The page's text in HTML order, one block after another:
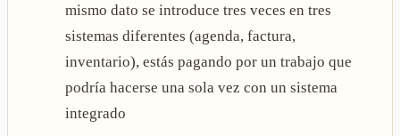
mismo dato se introduce tres veces en tres
sistemas diferentes (agenda, factura,
inventario), estás pagando por un trabajo que
podría hacerse una sola vez con un sistema
integrado